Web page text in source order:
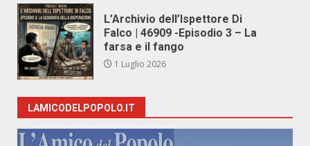
L’Archivio dell’Ispettore Di
Falco | 46909 -Episodio 3 – La
farsa e il fango
1 Luglio 2026
LAMICODELPOPOLO.IT